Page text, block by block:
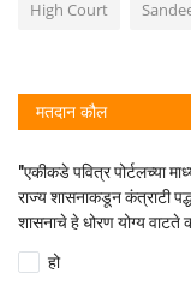
High Court
मतदान कौल
"एकीकडे पवित्र पोर्टलच्या
राज्य शासनाकडून कंत्राटी
शासनाचे हे धोरण योग्य वाटते
हो